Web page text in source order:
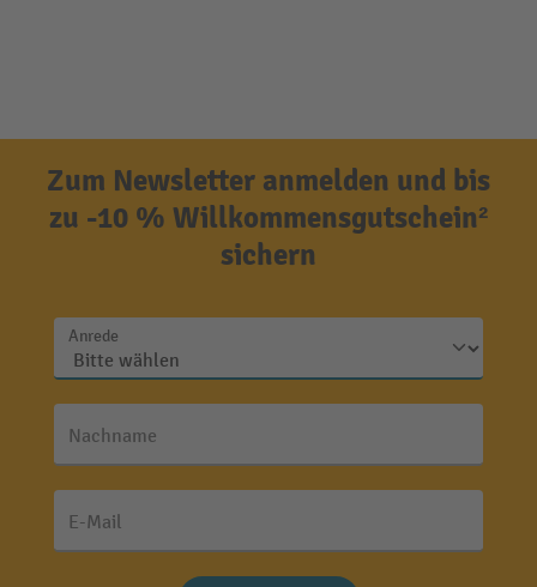
Zum Newsletter anmelden und bis
zu -10 % Willkommensgutschein²
sichern
Anrede
Nachname
E-Mail